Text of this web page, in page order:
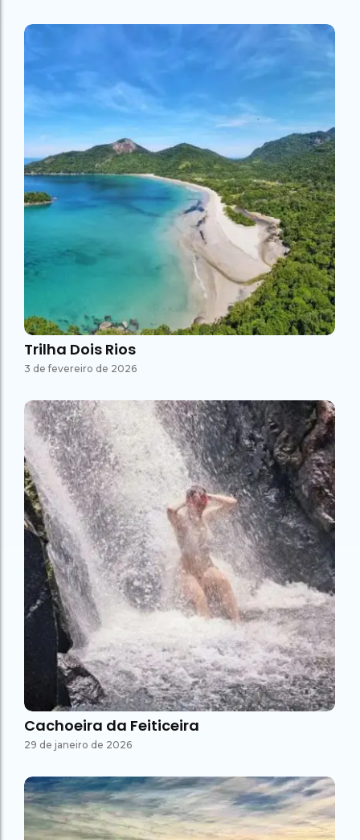
Trilha Dois Rios
3 de fevereiro de 2026
Cachoeira da Feiticeira
29 de janeiro de 2026